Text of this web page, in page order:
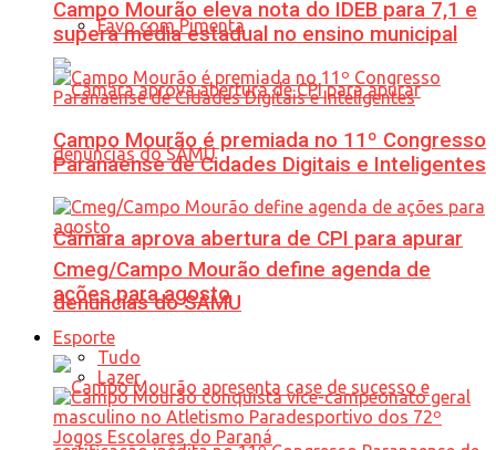
Favo com Pimenta
Câmara aprova abertura de CPI para apurar
denúncias do SAMU
Campo Mourão eleva nota do IDEB para 7,1 e
supera média estadual no ensino municipal
Campo Mourão é premiada no 11º Congresso
Paranaense de Cidades Digitais e Inteligentes
Cmeg/Campo Mourão define agenda de
ações para agosto
Esporte
Tudo
Lazer